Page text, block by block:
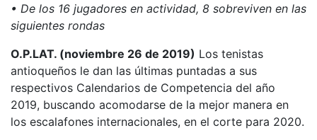
• De los 16 jugadores en actividad, 8 sobreviven en las
siguientes rondas
O.P.LAT. (noviembre 26 de 2019) Los tenistas
antioqueños le dan las últimas puntadas a sus
respectivos Calendarios de Competencia del año
2019, buscando acomodarse de la mejor manera en
los escalafones internacionales, en el corte para 2020.